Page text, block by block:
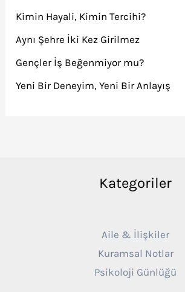
Kimin Hayali, Kimin Tercihi?
Aynı Şehre İki Kez Girilmez
Gençler İş Beğenmiyor mu?
Yeni Bir Deneyim, Yeni Bir Anlayış
Kategoriler
Aile & İlişkiler
Kuramsal Notlar
Psikoloji Günlüğü